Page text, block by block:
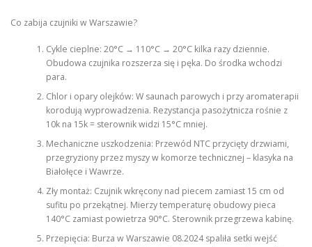
Co zabija czujniki w Warszawie?
Cykle cieplne: 20°C → 110°C → 20°C kilka razy dziennie.
Obudowa czujnika rozszerza się i pęka. Do środka wchodzi
para.
Chlor i opary olejków: W saunach parowych i przy aromaterapii
korodują wyprowadzenia. Rezystancja pasożytnicza rośnie z
10k na 15k = sterownik widzi 15°C mniej.
Mechaniczne uszkodzenia: Przewód NTC przycięty drzwiami,
przegryziony przez myszy w komorze technicznej – klasyka na
Białołęce i Wawrze.
Zły montaż: Czujnik wkręcony nad piecem zamiast 15 cm od
sufitu po przekątnej. Mierzy temperaturę obudowy pieca
140°C zamiast powietrza 90°C. Sterownik przegrzewa kabinę.
Przepięcia: Burza w Warszawie 08.2024 spaliła setki wejść